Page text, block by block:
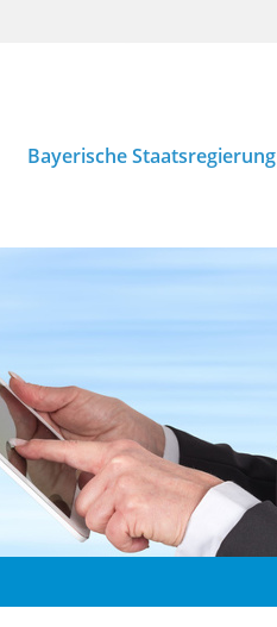
Bayerische Staatsregierung